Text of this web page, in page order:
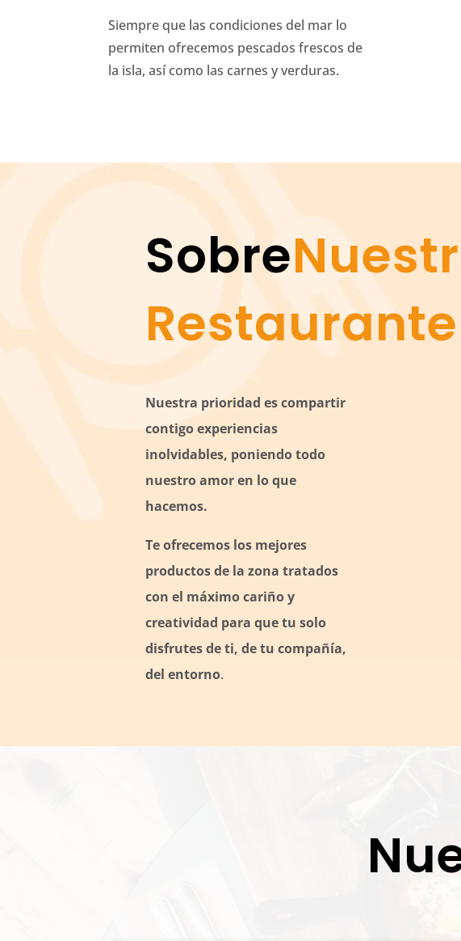
Siempre que las condiciones del mar lo
permiten ofrecemos pescados frescos de
la isla, así como las carnes y verduras.
Sobre
Restaurante
Nuestra prioridad es compartir
contigo experiencias
inolvidables, poniendo todo
nuestro amor en lo que
hacemos.
Te ofrecemos los mejores
productos de la zona tratados
con el máximo cariño y
creatividad para que tu solo
disfrutes de ti, de tu compañía,
del entorno.